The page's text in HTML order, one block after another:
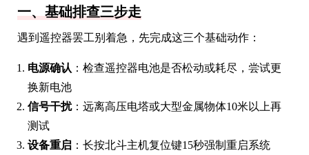
一、基础排查三步走
遇到遥控器罢工别着急，先完成这三个基础动作：
电源确认 ：检查遥控器电池是否松动或耗尽，尝试更
换新电池
信号干扰：远离高压电塔或大型金属物体10米以上再
测试
设备重启 ：长按北斗主机复位键15秒强制重启系统